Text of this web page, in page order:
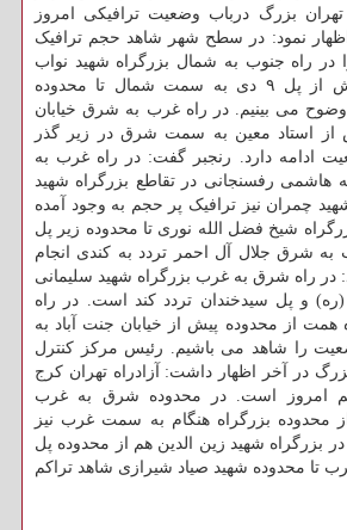
بزرگ درباب وضعیت ترافیکی امروز
ماه اظهار نمود: در سطح شهر شاهد حجم ترافیک
در راه جنوب به شمال بزرگراه شهید نواب
صفوی از محدوده پیش از پل ۹ دی به سمت شمال تا محدوده
وضوح می بینیم. در راه غرب به شرق خیابان
از استاد معین به سمت شرق در زیر گذر
ادامه دارد. رنجبر گفت: در راه غرب به
هاشمی رفسنجانی در تقاطع بزرگراه شهید
چمران نیز ترافیک پر حجم به وجود آمده
شیخ فضل الله نوری تا محدوده زیر پل
شرق جلال آل احمر تردد به کندی انجام
در راه شرق به غرب بزرگراه شهید سلیمانی
و پل سیدخندان تردد کند است. در راه
از محدوده پیش از خیابان جنت آباد به
را شاهد می باشیم. رئیس مرکز کنترل
در آخر اظهار داشت: آزادراه تهران کرج
امروز است. در محدوده شرق به غرب
از محدوده بزرگراه هنگام به سمت غرب نیز
در بزرگراه شهید زین الدین هم از محدوده پل
تا محدوده شهید صیاد شیرازی شاهد تراکم